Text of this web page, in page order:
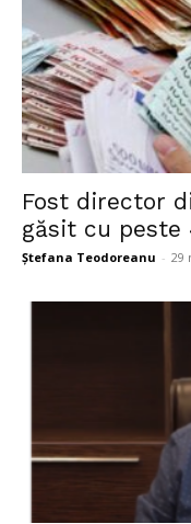
Fost director
găsit cu peste
Ștefana Teodoreanu - 29